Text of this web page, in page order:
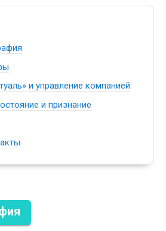
и управление компанией
и признание